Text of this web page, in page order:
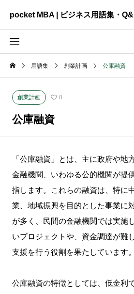
pocket MBA | ビジネス用語集・
ビジネス全般
資料作成
用語集 創業計画 公庫融資
創業計画 0
公庫融資
「公庫融資」とは、主に政府や地
金融機関、いわゆる公的機関が提
指します。これらの融資は、特に
業、地域振興を目的とした事業に
が多く、民間の金融機関では実施
いプロジェクトや、資金調達が難
支援を行う役割を果たしています。
公庫融資の特徴としては、低金利